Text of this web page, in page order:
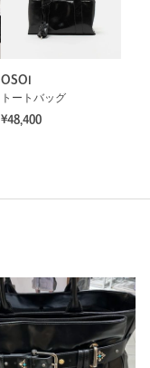
OSOI
トートバッグ
¥48,400